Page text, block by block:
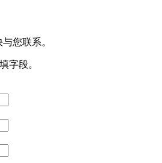
您联系。
字段。